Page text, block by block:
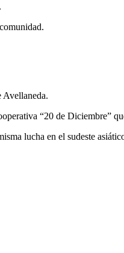
Avellaneda.
“20 de Diciembre”
lucha en el sudeste